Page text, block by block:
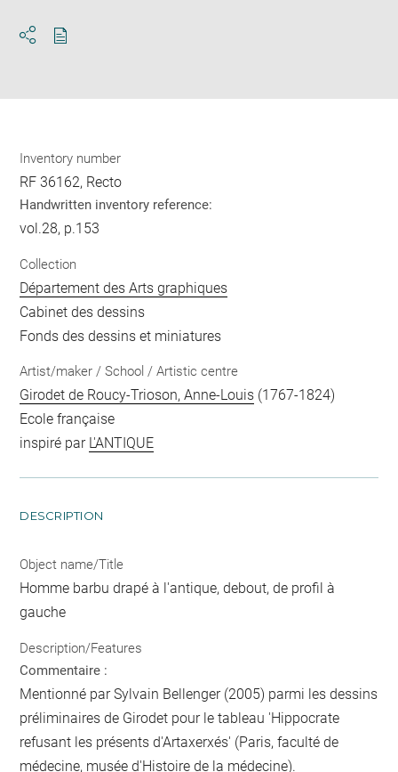
Inventory number
RF 36162, Recto
Handwritten inventory reference:
vol.28, p.153
Collection
Département des Arts graphiques
Cabinet des dessins
Fonds des dessins et miniatures
Artist/maker / School / Artistic centre
Girodet de Roucy-Trioson, Anne-Louis (1767-1824)
Ecole française
inspiré par L'ANTIQUE
DESCRIPTION
Object name/Title
Homme barbu drapé à l'antique, debout, de profil à
gauche
Description/Features
Commentaire :
Mentionné par Sylvain Bellenger (2005) parmi les dessins
préliminaires de Girodet pour le tableau 'Hippocrate
refusant les présents d'Artaxerxés' (Paris, faculté de
médecine, musée d'Histoire de la médecine).